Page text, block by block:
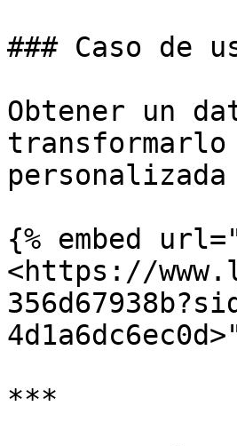
### Caso de
Obtener un
{% embed
<https://
***